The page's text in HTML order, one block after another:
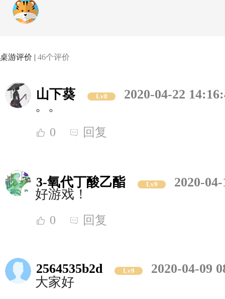
桌游评价 | 46个评价
山下葵 Lv8
2020-04-22
。。
0 回复
3-氧代丁酸乙酯 Lv9
2020-
好游戏！
0 回复
2564535b2d Lv9
2020-04-09
大家好